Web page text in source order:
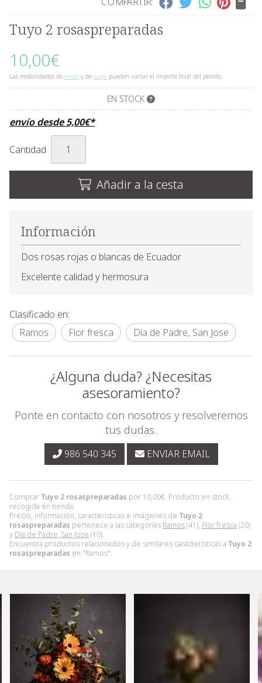
Tuyo 2 rosaspreparadas
10,00€
Las modalidades de envío y de pago pueden variar el importe final del pedido.
EN STOCK
envío desde5,00€*
Cantidad
Añadir a la cesta
Comprar Tuyo 2 rosaspreparadas por 10,00€. Producto en stock,
recogida en tienda.
Precio, información, características e imágenes de Tuyo 2
rosaspreparadas pertenece a las categorías Ramos(41), Flor fresca (20)
y Día de Padre, San Jose (10).
Encuentra productos relacionados y de similares características a Tuyo 2
rosaspreparadas en "Ramos".
Información
Dos rosas rojas o blancas de Ecuador
Excelente calidad y hermosura
Clasificado en:
Ramos
Flor fresca Día de Padre, San Jose
¿Alguna duda? ¿Necesitas
asesoramiento?
Ponte en contacto con nosotros y resolveremos
tus dudas.
986 540 345 ENVIAR EMAIL